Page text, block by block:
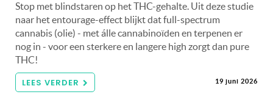
Stop met blindstaren op het THC-gehalte. Uit deze studie
naar het entourage-effect blijkt dat full-spectrum
cannabis (olie) - met álle cannabinoïden en terpenen er
nog in - voor een sterkere en langere high zorgt dan pure
THC!
LEES VERDER 19 juni 2026